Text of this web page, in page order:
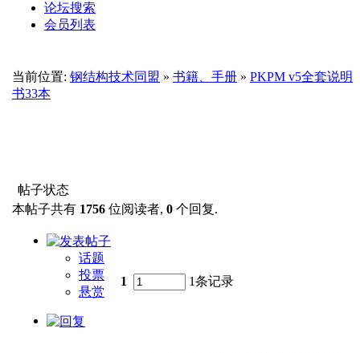
论坛搜索
会员列表
当前位置: 钢结构技术同盟 » 书籍、手册 » PKPM v5全套说明
书33本
帖子状态
本帖子共有 1756 位阅读者, 0 个回复.
话题
投票
悬赏
1 1条记录